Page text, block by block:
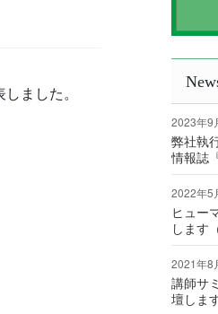
ました。
2023年9
弊社執
情報誌
2022年5
ヒュー
します
2021年8
講師サ
壇します